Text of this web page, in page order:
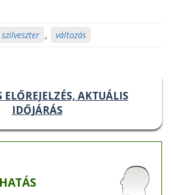
szilveszter , változás
ELŐREJELZÉS, AKTUÁLIS
IDŐJÁRÁS